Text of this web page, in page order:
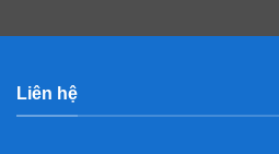
Liên hệ